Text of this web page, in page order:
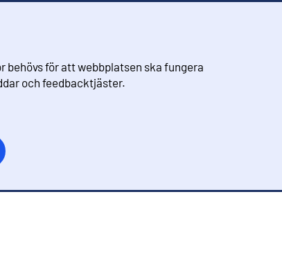
behövs för att webbplatsen ska fungera
och feedbacktjäster.